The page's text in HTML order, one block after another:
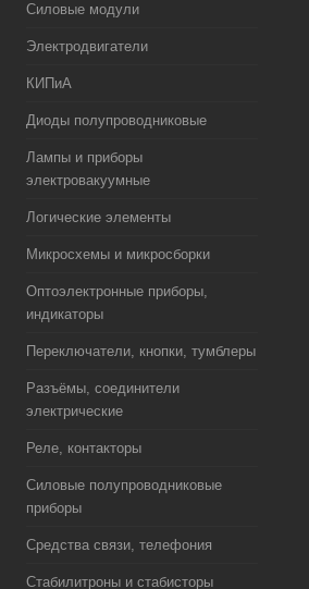
Силовые модули
Электродвигатели
КИПиА
Диоды полупроводниковые
Лампы и приборы
электровакуумные
Логические элементы
Микросхемы и микросборки
Оптоэлектронные приборы,
индикаторы
Переключатели, кнопки, тумблеры
Разъёмы, соединители
электрические
Реле, контакторы
Силовые полупроводниковые
приборы
Средства связи, телефония
Стабилитроны и стабисторы